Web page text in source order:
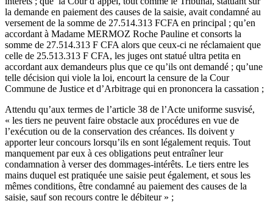
la demande en paiement des causes de la saisie, avait condamné au
versement de la somme de 27.514.313 FCFA en principal ; qu’en
accordant à Madame MERMOZ Roche Pauline et consorts la
somme de 27.514.313 F CFA alors que ceux-ci ne réclamaient que
celle de 25.513.313 F CFA, les juges ont statué ultra petita en
accordant aux demandeurs plus que ce qu’ils ont demandé ; qu’une
telle décision qui viole la loi, encourt la censure de la Cour
Commune de Justice et d’Arbitrage qui en prononcera la cassation ;
Attendu qu’aux termes de l’article 38 de l’Acte uniforme susvisé,
« les tiers ne peuvent faire obstacle aux procédures en vue de
l’exécution ou de la conservation des créances. Ils doivent y
apporter leur concours lorsqu’ils en sont légalement requis. Tout
manquement par eux à ces obligations peut entraîner leur
condamnation à verser des dommages-intérêts. Le tiers entre les
mains duquel est pratiquée une saisie peut également, et sous les
mêmes conditions, être condamné au paiement des causes de la
saisie, sauf son recours contre le débiteur » ;